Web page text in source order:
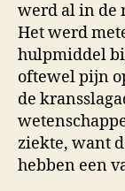
werd al in de
Het werd
hulpmiddel
oftewel pijn
de
ziekte, want
hebben een